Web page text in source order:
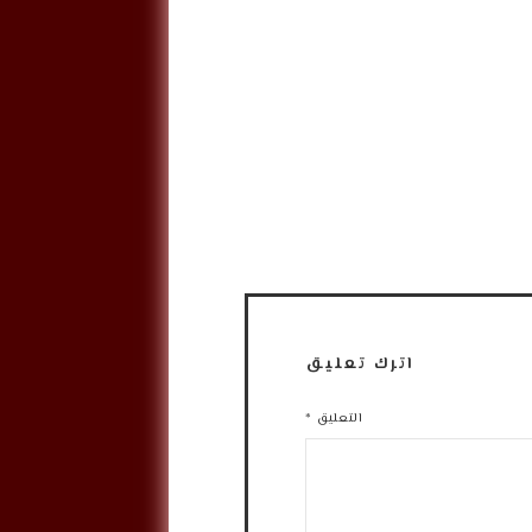
اترك تعليق
التعليق *